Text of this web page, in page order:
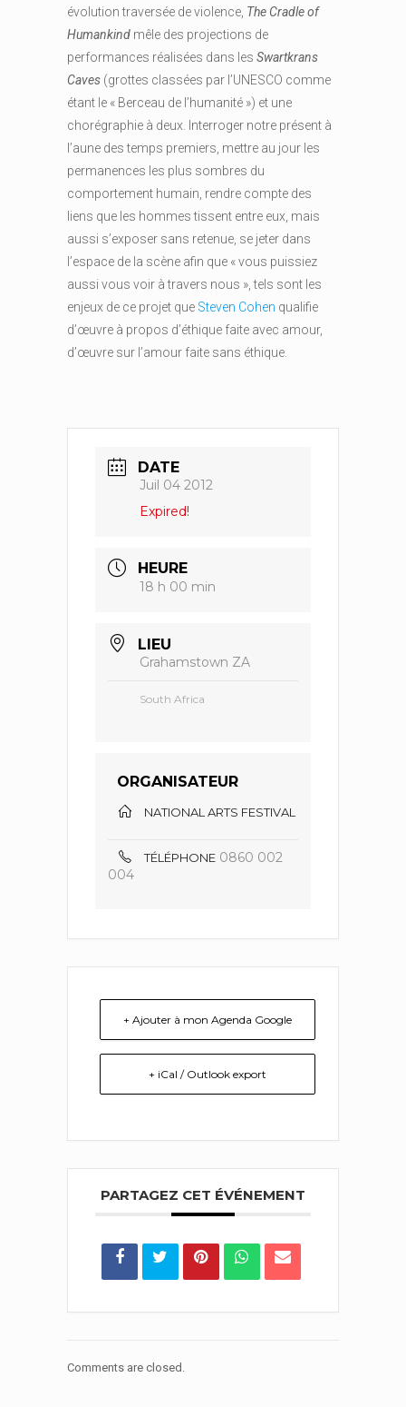
évolution traversée de violence, The Cradle of
Humankind mêle des projections de
performances réalisées dans les Swartkrans
Caves (grottes classées par l’UNESCO comme
étant le « Berceau de l’humanité ») et une
chorégraphie à deux. Interroger notre présent à
l’aune des temps premiers, mettre au jour les
permanences les plus sombres du
comportement humain, rendre compte des
liens que les hommes tissent entre eux, mais
aussi s’exposer sans retenue, se jeter dans
l’espace de la scène afin que « vous puissiez
aussi vous voir à travers nous », tels sont les
enjeux de ce projet que Steven Cohen qualifie
d’œuvre à propos d’éthique faite avec amour,
d’œuvre sur l’amour faite sans éthique.
DATE
Juil 04 2012
Expired!
HEURE
18 h 00 min
LIEU
Grahamstown ZA
South Africa
ORGANISATEUR
NATIONAL ARTS FESTIVAL
TÉLÉPHONE 0860 002
004
+ Ajouter à mon Agenda Google
+ iCal / Outlook export
PARTAGEZ CET ÉVÉNEMENT
Comments are closed.